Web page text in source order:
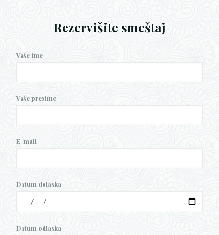
Rezervišite smeštaj
Vaše ime
Vaše prezime
E-mail
Datum dolaska
Datum odlaska